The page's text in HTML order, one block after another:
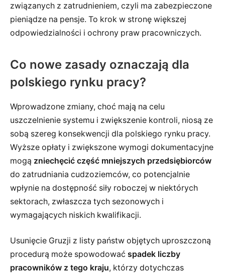
związanych z zatrudnieniem, czyli ma zabezpieczone
pieniądze na pensje. To krok w stronę większej
odpowiedzialności i ochrony praw pracowniczych.
Co nowe zasady oznaczają dla
polskiego rynku pracy?
Wprowadzone zmiany, choć mają na celu
uszczelnienie systemu i zwiększenie kontroli, niosą ze
sobą szereg konsekwencji dla polskiego rynku pracy.
Wyższe opłaty i zwiększone wymogi dokumentacyjne
mogą zniechęcić część mniejszych przedsiębiorców
do zatrudniania cudzoziemców, co potencjalnie
wpłynie na dostępność siły roboczej w niektórych
sektorach, zwłaszcza tych sezonowych i
wymagających niskich kwalifikacji.
Usunięcie Gruzji z listy państw objętych uproszczoną
procedurą może spowodować spadek liczby
pracowników z tego kraju, którzy dotychczas